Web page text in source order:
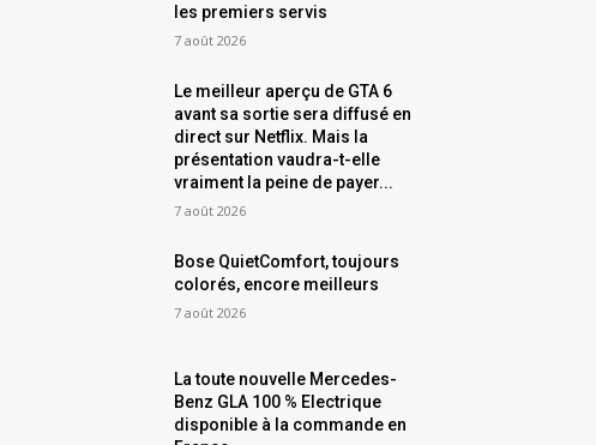
les premiers servis
7 août 2026
Le meilleur aperçu de GTA 6
avant sa sortie sera diffusé en
direct sur Netflix. Mais la
présentation vaudra-t-elle
vraiment la peine de payer...
7 août 2026
Bose QuietComfort, toujours
colorés, encore meilleurs
7 août 2026
La toute nouvelle Mercedes-
Benz GLA 100 % Electrique
disponible à la commande en